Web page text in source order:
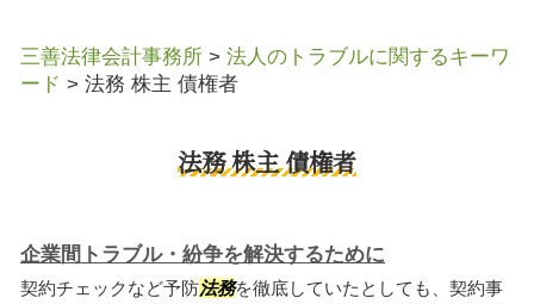
三善法律会計事務所 > 法人のトラブルに関するキーワ
ード > 法務 株主 債権者
法務 株主 債権者
企業間トラブル・紛争を解決するために
契約チェックなど予防法務を徹底していたとしても、契約事